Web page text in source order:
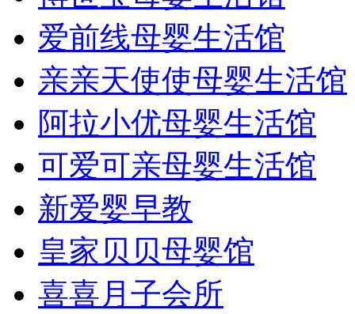
爱前线母婴生活馆
亲亲天使使母婴生活馆
阿拉小优母婴生活馆
可爱可亲母婴生活馆
新爱婴早教
皇家贝贝母婴馆
喜喜月子会所